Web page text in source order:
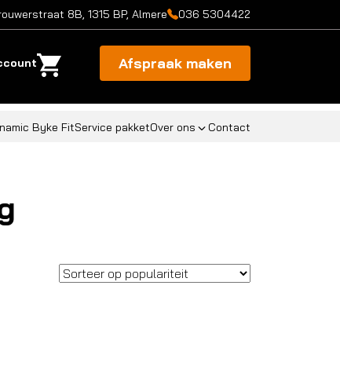
8B, 1315 BP, Almere 036 5304422
Afspraak maken
Byke FitService pakketOver ons Contact